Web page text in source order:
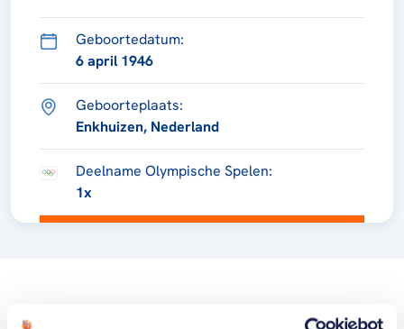
Geboortedatum:
6 april 1946
Geboorteplaats:
Enkhuizen, Nederland
Deelname Olympische Spelen:
1x